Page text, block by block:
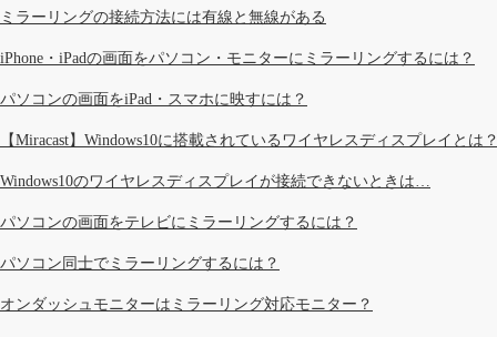
ミラーリングの接続方法には有線と無線がある
iPhone・iPadの画面をパソコン・モニターにミラーリングするには？
パソコンの画面をiPad・スマホに映すには？
【Miracast】Windows10に搭載されているワイヤレスディスプレイとは
Windows10のワイヤレスディスプレイが接続できないときは…
パソコンの画面をテレビにミラーリングするには？
パソコン同士でミラーリングするには？
オンダッシュモニターはミラーリング対応モニター？